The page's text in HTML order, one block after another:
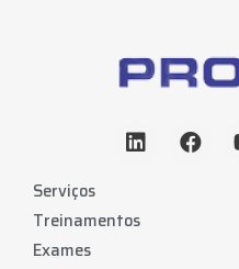
Serviços
Treinamentos
Exames